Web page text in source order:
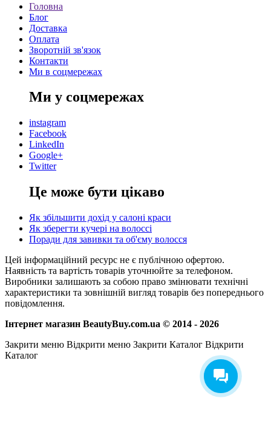
Головна
Блог
Доставка
Оплата
Зворотній зв'язок
Контакти
Ми в соцмережах
Ми у соцмережах
instagram
Facebook
LinkedIn
Google+
Twitter
Це може бути цікаво
Як збільшити дохід у салоні краси
Як зберегти кучері на волоссі
Поради для завивки та об'єму волосся
Цей інформаційний ресурс не є публічною офертою.
Наявність та вартість товарів уточнюйте за телефоном.
Виробники залишають за собою право змінювати технічні
характеристики та зовнішній вигляд товарів без попереднього
повідомлення.
Інтернет магазин BeautyBuy.com.ua © 2014 - 2026
Закрити меню Відкрити меню Закрити Каталог Відкрити
Каталог